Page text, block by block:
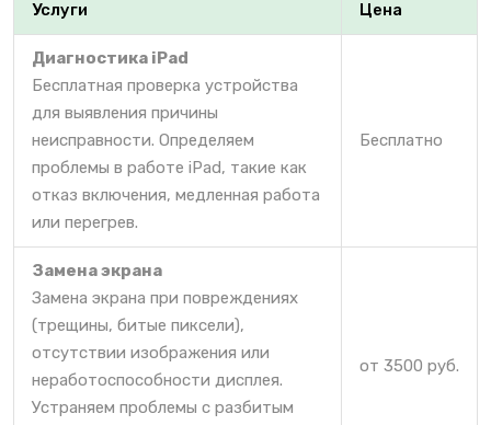
Услуги Цена
Диагностика iPad
Бесплатная проверка устройства
для выявления причины
неисправности. Определяем
проблемы в работе iPad, такие как
отказ включения, медленная работа
или перегрев.
Бесплатно
Замена экрана
Замена экрана при повреждениях
(трещины, битые пиксели),
отсутствии изображения или
неработоспособности дисплея.
Устраняем проблемы с разбитым
от 3500 руб.